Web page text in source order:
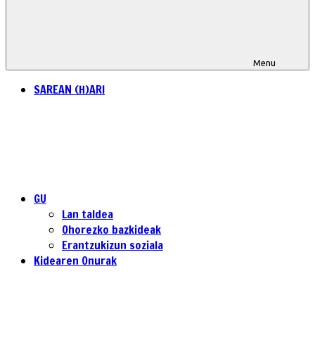
Menu
SAREAN (H)ARI
GU
Lan taldea
Ohorezko bazkideak
Erantzukizun soziala
Kidearen Onurak